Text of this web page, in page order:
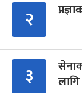
२
३